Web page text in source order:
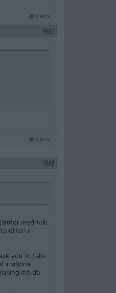
Citera
#527
Citera
#528
med folk
eliten i
you to take
irrational
me do